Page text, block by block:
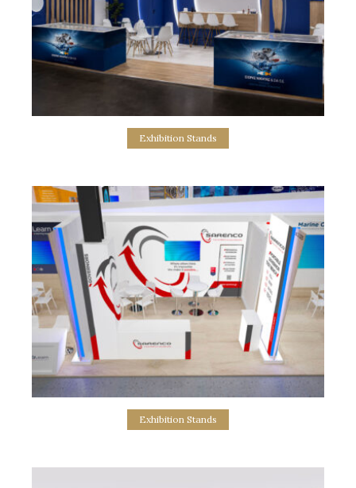
Artworks for Sioras Exhibition Stand
σχεδιασμός επιφανειών εκθεσιακού περιπτέρου
Exhibition Stands
Exhibition Stands